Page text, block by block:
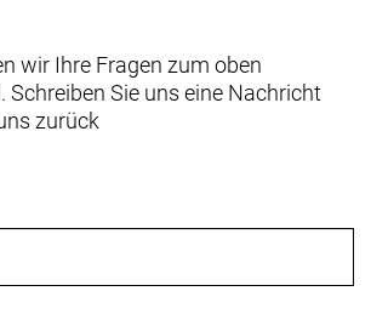
wir Ihre Fragen zum oben
Schreiben Sie uns eine Nachricht
zurück